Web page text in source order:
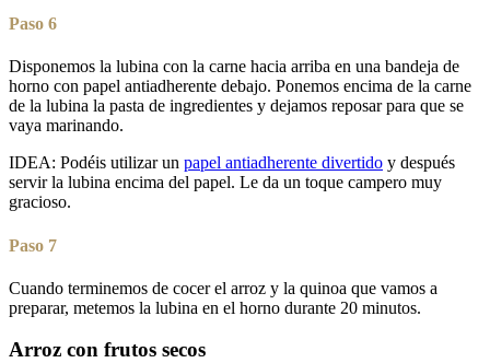
Paso 6
Disponemos la lubina con la carne hacia arriba en una bandeja de
horno con papel antiadherente debajo. Ponemos encima de la carne
de la lubina la pasta de ingredientes y dejamos reposar para que se
vaya marinando.
IDEA: Podéis utilizar un papel antiadherente divertido y después
servir la lubina encima del papel. Le da un toque campero muy
gracioso.
Paso 7
Cuando terminemos de cocer el arroz y la quinoa que vamos a
preparar, metemos la lubina en el horno durante 20 minutos.
Arroz con frutos secos